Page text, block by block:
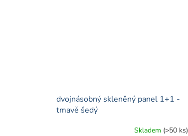
dvojnásobný skleněný panel 1+1 -
tmavě šedý
Skladem (>50 ks)